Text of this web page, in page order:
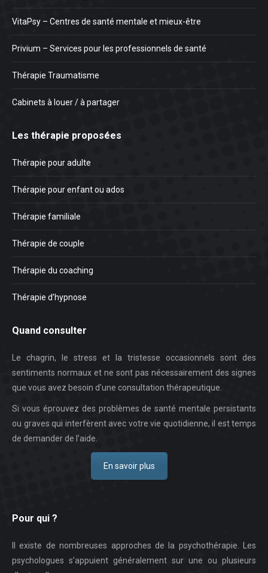
VitaPsy – Centres de santé mentale et mieux-être
Privium – Services pour les professionnels de santé
Thérapie Traumatisme
Cabinets à louer / à partager
Les thérapie proposées
Thérapie pour adulte
Thérapie pour enfant ou ados
Thérapie familiale
Thérapie de couple
Thérapie du coaching
Thérapie d’hypnose
Quand consulter
Le chagrin, le stress et la tristesse occasionnels sont des
sentiments normaux et ne sont pas nécessairement des signes
que vous avez besoin d’une consultation thérapeutique.
Si vous éprouvez des problèmes de santé mentale persistants
ou graves qui interfèrent avec votre vie quotidienne, il est temps
de demander de l’aide.
En savoir plus
Pour qui ?
Il existe de nombreuses approches de la psychothérapie. Les
psychologues s’appuient généralement sur une ou plusieurs